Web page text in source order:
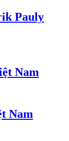
Pauly
Nam
Nam